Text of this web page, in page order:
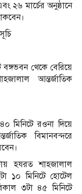
২৬ মার্চের অনুষ্ঠানে
বঙ্গভবন থেকে বেরিয়ে
আন্তর্জাতিক
মিনিটে রওনা দিয়ে
বিমানবন্দরে
হযরত শাহজালাল
১০ মিনিটে হোটেল
৩টা ৪৫ মিনিটে